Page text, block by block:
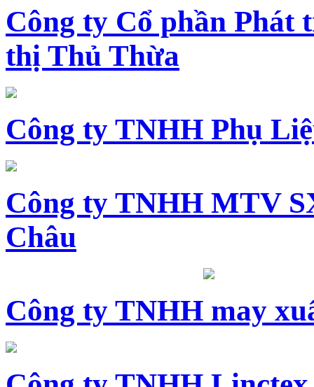
Công ty Cổ phần Phát
thị Thủ Thừa
Công ty TNHH Phụ
Công ty TNHH MTV
Châu
Công ty TNHH may